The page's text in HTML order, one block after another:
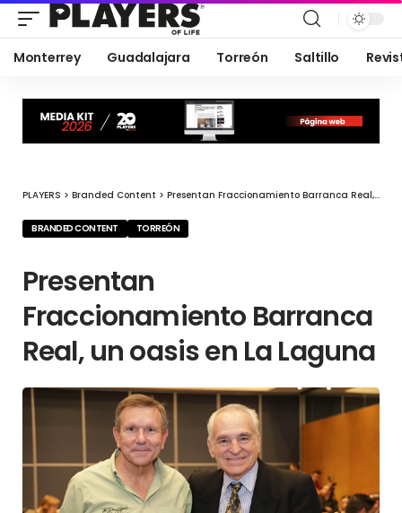
Monterrey Guadalajara Torreón Saltillo
PLAYERS > Branded Content > Presentan Fraccionamiento Barranca Real, un oasis en La Laguna
BRANDED CONTENT TORREÓN
Presentan
Fraccionamiento Barranca
Real, un oasis en La Laguna